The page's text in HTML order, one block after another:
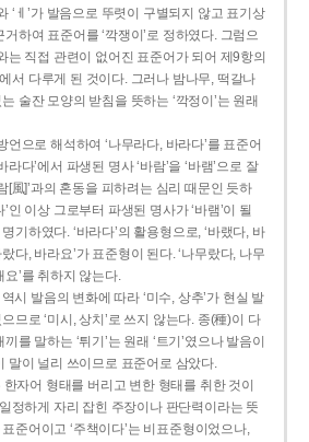
‘ㅔ’가 발음으로 뚜렷이 구별되지 않고 표기상
거하여 표준어를 ‘깍쟁이’로 정하였다. 그럼으
는 직접 관련이 없어진 표준어가 되어 제9항의
서 다루게 된 것이다. 그러나 밤나무, 떡갈나
술잔 모양의 받침을 뜻하는 ‘깍정이’는 원래
언으로 해석하여 ‘나무라다, 바라다’를 표준어
다’에서 파생된 명사 ‘바람’을 ‘바램’으로 잘
[風]’과의 혼동을 피하려는 심리 때문인 듯하
인 이상 그로부터 파생된 명사가 ‘바램’이 될
기하였다. ‘바라다’의 활용형으로, ‘바랬다, 바
다, 바라요’가 표준형이 된다. ‘나무랐다, 나무
요’를 취하지 않는다.
시 발음의 변화에 따라 ‘미수, 상추’가 현실 발
므로 ‘미시, 상치’로 쓰지 않는다. 종(種)이 다
를 말하는 ‘튀기’는 원래 ‘트기’였으나 발음이
말이 널리 쓰이므로 표준어로 삼았다.
자어 형태를 버리고 변한 형태를 취한 것이
정하게 자리 잡힌 주장이나 판단력이라는 뜻
준어이고 ‘주책이다’는 비표준형이었으나,